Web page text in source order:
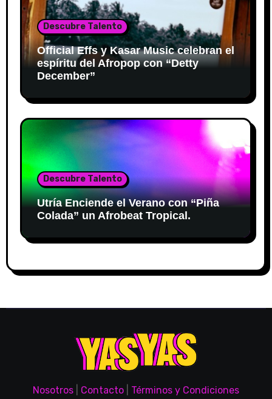
Descubre Talento
Official Effs y Kasar Music celebran el
espíritu del Afropop con “Detty
December”
Descubre Talento
Utría Enciende el Verano con “Piña
Colada” un Afrobeat Tropical.
Nosotros Contacto Términos y Condiciones